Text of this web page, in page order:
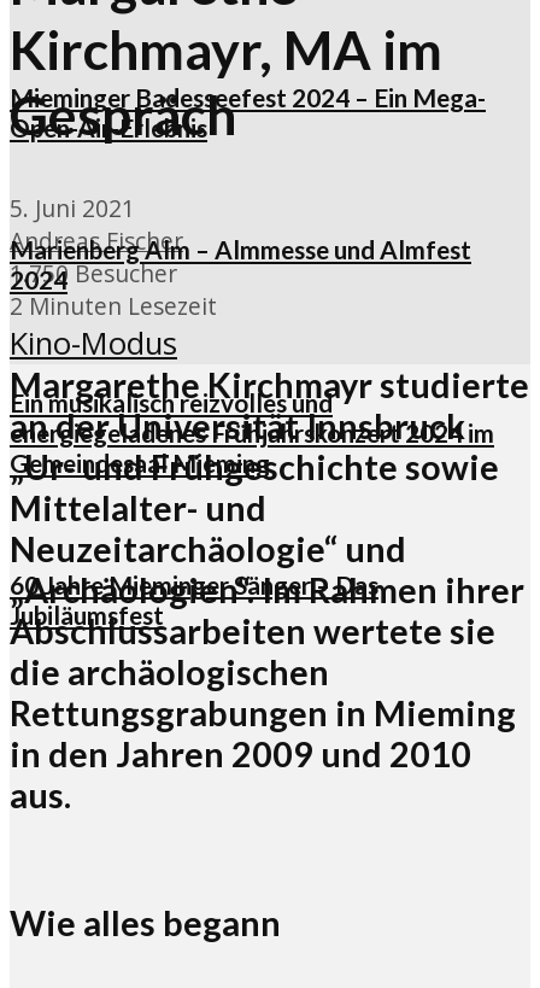
Mieminger Badesseefest 2024 – Ein Mega-
Open-Air-Erlebnis
Marienberg Alm – Almmesse und Almfest
2024
Ein musikalisch reizvolles und
energiegeladenes Frühjahrskonzert 2024 im
Gemeindesaal Mieming
60 Jahre Mieminger Sänger – Das
Jubiläumsfest
Kirchmayr, MA im
Gespräch
5. Juni 2021
Andreas Fischer
1.750 Besucher
2 Minuten Lesezeit
Kino-Modus
Margarethe Kirchmayr studierte
an der Universität Innsbruck
„Ur- und Frühgeschichte sowie
Mittelalter- und
Neuzeitarchäologie“ und
„Archäologien“. Im Rahmen ihrer
Abschlussarbeiten wertete sie
die archäologischen
Rettungsgrabungen in Mieming
in den Jahren 2009 und 2010
aus.
Wie alles begann